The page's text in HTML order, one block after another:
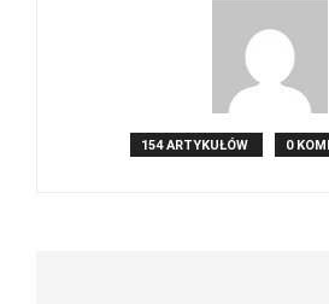
154 ARTYKUŁÓW 0